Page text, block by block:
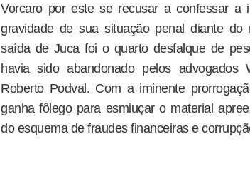
Vorcaro por este se recusar a confessar a
gravidade de sua situação penal diante do
saída de Juca foi o quarto desfalque de
havia sido abandonado pelos advogados
Roberto Podval. Com a iminente
ganha fôlego para esmiuçar o material
do esquema de fraudes financeiras e